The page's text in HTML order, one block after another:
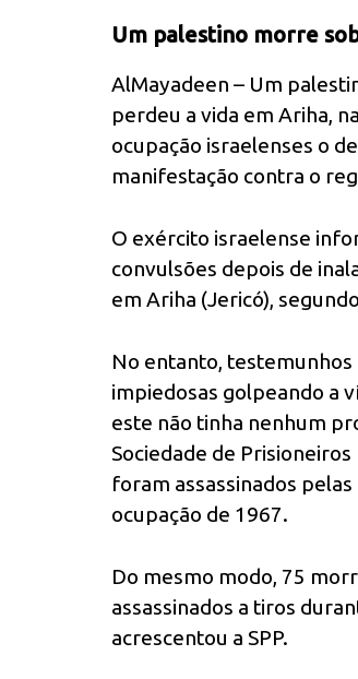
Um palestino morre
AlMayadeen – Um
perdeu a vida em Ariha,
ocupação israelenses o
manifestação contra o
O exército israelense
convulsões depois de
em Ariha (Jericó),
No entanto,
impiedosas golpeando a
este não tinha nenhum
Sociedade de
foram assassinados
ocupação de 1967.
Do mesmo modo, 75
assassinados a tiros
acrescentou a SPP.